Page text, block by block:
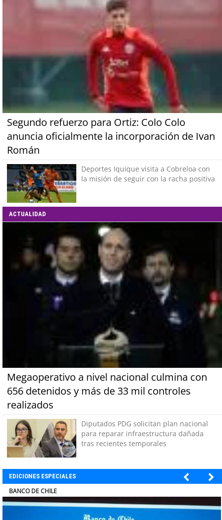
Segundo refuerzo para Ortiz: Colo Colo
anuncia oficialmente la incorporación de Ivan
Román
Deportes Iquique visita a Cobreloa con
la misión de seguir con la racha positiva
ACTUALIDAD
Megaoperativo a nivel nacional culmina con
656 detenidos y más de 33 mil controles
realizados
Diputados PDG solicitan plan nacional
para reparar infraestructura dañada
tras recientes temporales
EDICIONES ESPECIALES
ELECTROLUX